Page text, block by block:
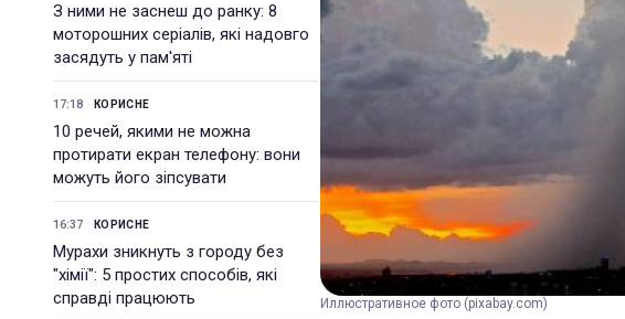
З ними не заснеш до ранку: 8
моторошних серіалів, які надовго
засядуть у пам'яті
17:18 КОРИСНЕ
10 речей, якими не можна
протирати екран телефону: вони
можуть його зіпсувати
16:37 КОРИСНЕ
Мурахи зникнуть з городу без
"хімії": 5 простих способів, які
справді працюють
Иллюстративное фото (pixabay.com)